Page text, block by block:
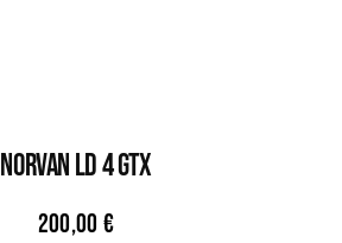
NORVAN LD 4 GTX
200,00 €